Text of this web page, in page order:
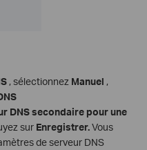
, sélectionnez Manuel ,
DNS secondaire pour une
sur Enregistrer.Vous
de serveur DNS